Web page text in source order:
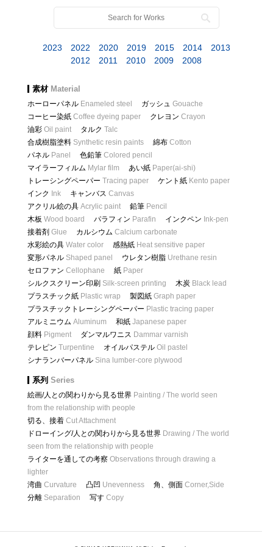
2023 2022 2020 2019 2015 2014
2013
2012
2011 2010 2009 2008
素材 Material
ホーローパネル Enameled steel ガッシュ Gouache
コーヒー染紙 Coffee dyeing paper クレヨン Crayon
油彩 Oil paint タルク Talc
合成樹脂塗料 Synthetic resin paints 綿布 Cotton
パネル Panel 色鉛筆 Colored pencil
マイラーフィルム Mylar film あい紙 Paper(ai-shi)
トレーシングペーパー Tracing paper ケント紙 Kento paper
インク
Ink キャンバス Canvas
アクリル絵の具 Acrylic paint 鉛筆 Pencil
木板 Wood board パラフィン Parafin インクペン Ink-pen
接着剤 Glue カルシウム Calcium carbonate
水彩絵の具 Water color 感熱紙 Heat sensitive paper
変形パネル Shaped panel ウレタン樹脂 Urethane resin
セロファン Cellophane 紙 Paper
シルクスクリーン印刷 Silk-screen printing 木炭 Black lead
プラスチック紙 Plastic wrap 製図紙 Graph paper
プラスチックトレーシングペーパー Plastic tracing paper
アルミニウム Aluminum 和紙 Japanese paper
顔料 Pigment ダンマルワニス Dammar varnish
テレピン Turpentine オイルパステル Oil pastel
シナランバーパネル Sina lumber-core plywood
系列 Series
絵画/人との関わりから見る世界 Painting / The world seen
from the relationship with people
切る、接着 Cut Attachment
ドローイング/人との関わりから見る世界 Drawing / The world
seen from the relationship with people
ライターを通しての考察 Observations through drawing a
lighter
湾曲 Curvature 凸凹 Unevenness 角、側面 Corner,Side
分離 Separation 写す Copy